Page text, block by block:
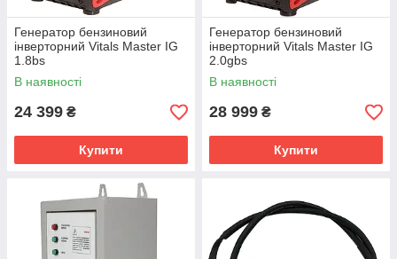
Генератор бензиновий
інверторний Vitals Master IG
1.8bs
В наявності
24 399 ₴
Купити
Генератор бензиновий
інверторний Vitals Master IG
2.0gbs
В наявності
28 999 ₴
Купити